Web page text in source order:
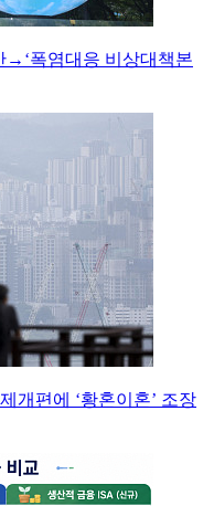
→‘폭염대응 비상대책본
개편에 ‘황혼이혼’ 조장